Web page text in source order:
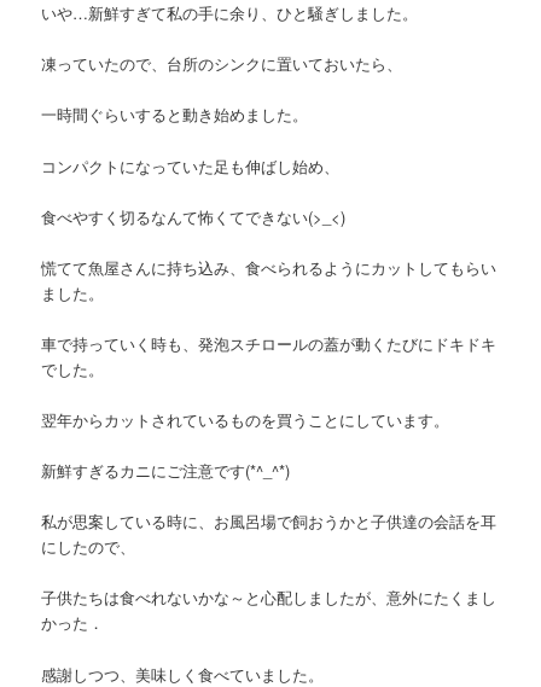
いや…新鮮すぎて私の手に余り、ひと騒ぎしました。
凍っていたので、台所のシンクに置いておいたら、
一時間ぐらいすると動き始めました。
コンパクトになっていた足も伸ばし始め、
食べやすく切るなんて怖くてできない(>_<)
慌てて魚屋さんに持ち込み、食べられるようにカットしてもらい
ました。
車で持っていく時も、発泡スチロールの蓋が動くたびにドキドキ
でした。
翌年からカットされているものを買うことにしています。
新鮮すぎるカニにご注意です(*^_^*)
私が思案している時に、お風呂場で飼おうかと子供達の会話を耳
にしたので、
子供たちは食べれないかな～と心配しましたが、意外にたくまし
かった．
感謝しつつ、美味しく食べていました。